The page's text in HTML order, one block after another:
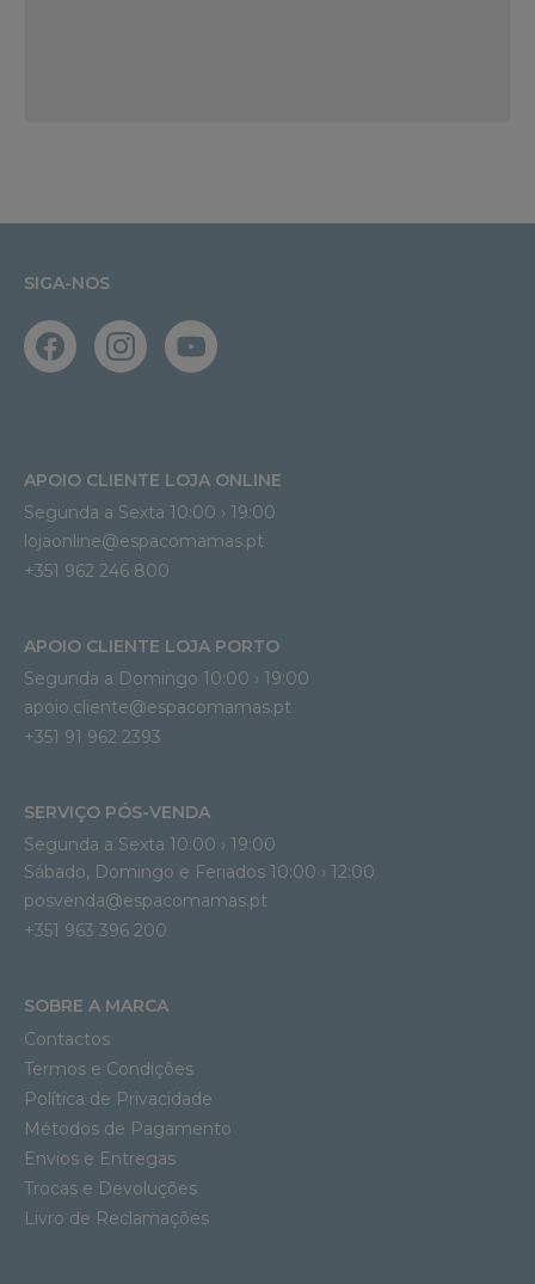
SIGA-NOS
APOIO CLIENTE LOJA ONLINE
Segunda a Sexta 10:00 › 19:00
lojaonline@espacomamas.pt
+351 962 246 800
APOIO CLIENTE LOJA PORTO
Segunda a Domingo 10:00 › 19:00
apoio.cliente@espacomamas.pt
+351 91 962 2393
SERVIÇO PÓS-VENDA
Segunda a Sexta 10:00 › 19:00
Sábado, Domingo e Feriados 10:00 › 12:00
posvenda@espacomamas.pt
+351 963 396 200
SOBRE A MARCA
Contactos
Termos e Condições
Política de Privacidade
Métodos de Pagamento
Envios e Entregas
Trocas e Devoluções
Livro de Reclamações